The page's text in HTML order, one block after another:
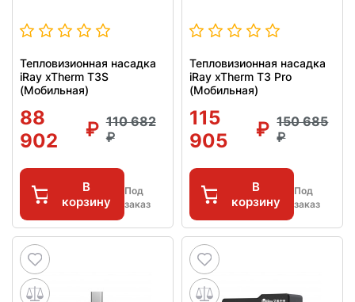
Тепловизионная насадка
iRay xTherm T3S
(Мобильная)
88
902
110 682
В
корзину
Под
заказ
Тепловизионная насадка
iRay xTherm T3 Pro
(Мобильная)
115
905
150 685
В
корзину
Под
заказ